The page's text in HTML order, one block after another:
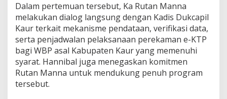
i
W
u
j
u
d
k
a
Dalam pertemuan tersebut, Ka Rutan Manna
melakukan dialog langsung dengan Kadis Dukcapil
Kaur terkait mekanisme pendataan, verifikasi data,
serta penjadwalan pelaksanaan perekaman e-KTP
bagi WBP asal Kabupaten Kaur yang memenuhi
syarat. Hannibal juga menegaskan komitmen
Rutan Manna untuk mendukung penuh program
tersebut.